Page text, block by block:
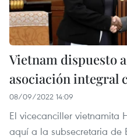
Vietnam dispuesto
asociación integral
08/09/2022 14:09
El vicecanciller vietnamita
aquí a la subsecretaria de